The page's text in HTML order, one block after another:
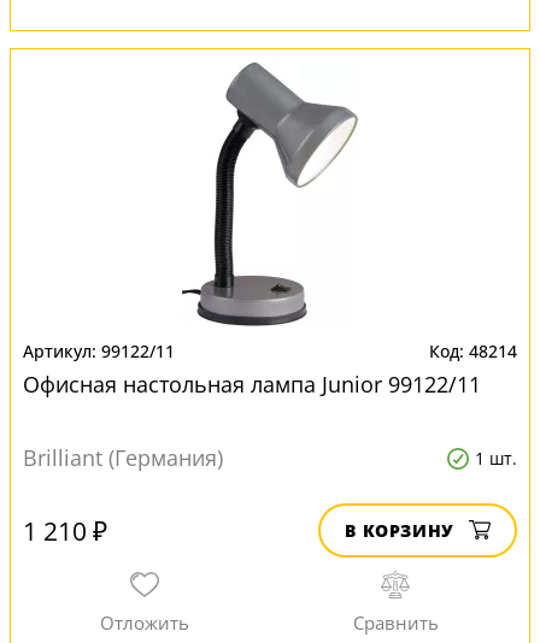
99122/11 48214
Офисная настольная лампа Junior 99122/11
Brilliant (Германия) 1 шт.
1 210 ₽ В КОРЗИНУ